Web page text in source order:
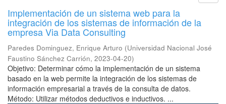
Implementación de un sistema web para la
integración de los sistemas de información de la
empresa Via Data Consulting
Paredes Dominguez, Enrique Arturo (Universidad Nacional José
Faustino Sánchez Carrión, 2023-04-20)
Objetivo: Determinar cómo la implementación de un sistema
basado en la web permite la integración de los sistemas de
información empresarial a través de la consulta de datos.
Método: Utilizar métodos deductivos e inductivos. ...